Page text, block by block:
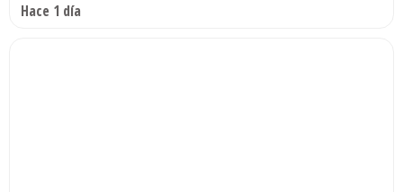
Hace 1 día